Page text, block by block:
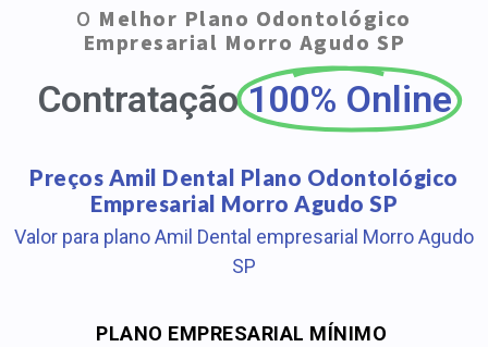
O Melhor Plano Odontológico
Empresarial Morro Agudo SP
Contratação 100% Online
Preços Amil Dental Plano Odontológico
Empresarial Morro Agudo SP
Valor para plano Amil Dental empresarial Morro Agudo
SP
PLANO EMPRESARIAL MÍNIMO